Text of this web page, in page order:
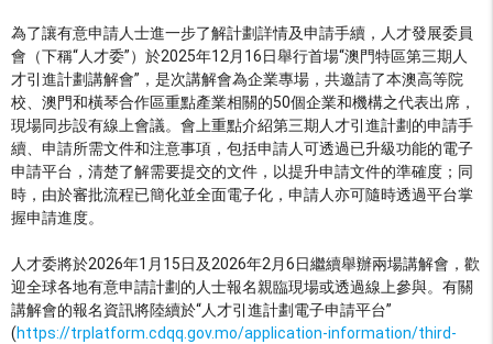
為了讓有意申請人士進一步了解計劃詳情及申請手續，人才發展委員
會（下稱“人才委”）於2025年12月16日舉行首場“澳門特區第三期人
才引進計劃講解會”，是次講解會為企業專場，共邀請了本澳高等院
校、澳門和橫琴合作區重點產業相關的50個企業和機構之代表出席，
現場同步設有線上會議。會上重點介紹第三期人才引進計劃的申請手
續、申請所需文件和注意事項，包括申請人可透過已升級功能的電子
申請平台，清楚了解需要提交的文件，以提升申請文件的準確度；同
時，由於審批流程已簡化並全面電子化，申請人亦可隨時透過平台掌
握申請進度。
人才委將於2026年1月15日及2026年2月6日繼續舉辦兩場講解會，歡
迎全球各地有意申請計劃的人士報名親臨現場或透過線上參與。有關
講解會的報名資訊將陸續於“人才引進計劃電子申請平台”
(https://trplatform.cdqq.gov.mo/application-information/third-